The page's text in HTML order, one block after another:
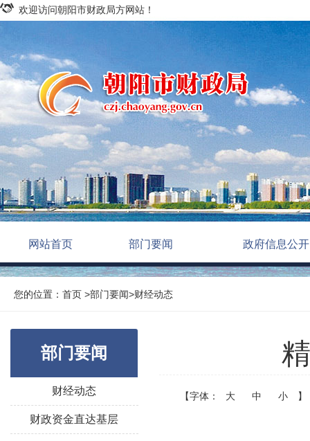
欢迎访问朝阳市财政局方网站！
网站首页 部门要闻 政府信息公开
您的位置： 首页 >部门要闻>财经动态
部门要闻
财经动态
财政资金直达基层
【字体： 大 中 小 】